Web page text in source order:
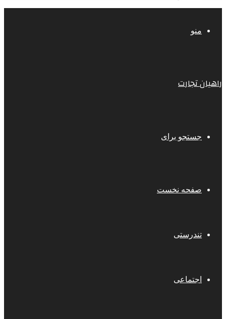
منو
راهیان تجارت
جستجو برای
صفحه نخست
تندرستی
اجتماعی